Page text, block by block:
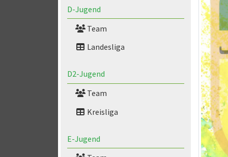
D-Jugend
Team
Landesliga
D2-Jugend
Team
Kreisliga
E-Jugend